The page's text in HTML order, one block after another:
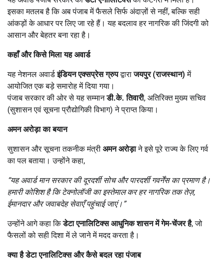
इसका मतलब है कि अब पंजाब में फैसले सिर्फ अंदाज़ों से नहीं, बल्कि सही
आंकड़ों के आधार पर लिए जा रहे हैं। यह बदलाव हर नागरिक की जिंदगी को
आसान और बेहतर बना रहा है।
कहाँ और किसे मिला यह अवार्ड
यह नेशनल अवार्डइंडियन एक्सप्रेस ग्रुपद्वाराजयपुर (राजस्थान) में
आयोजित एक बड़े समारोह में दिया गया।
पंजाब सरकार की ओर से यह सम्मानडी.के. तिवारी, अतिरिक्त मुख्य सचिव
(सुशासन एवं सूचना प्रौद्योगिकी विभाग) ने प्राप्त किया।
अमन अरोड़ा का बयान
सुशासन और सूचना तकनीक मंत्री अमन अरोड़ाने इसे पूरे राज्य के लिए गर्व
का पल बताया। उन्होंने कहा,
“यह अवार्ड मान सरकार की दूरदर्शी सोच और पारदर्शी गवर्नेंस का प्रमाण है।
हमारी कोशिश है कि टेक्नोलॉजी का इस्तेमाल कर हर नागरिक तक तेज़,
ईमानदार और जवाबदेह सेवाएँ पहुंचाई जाएं।”
उन्होंने आगे कहा किडेटा एनालिटिक्स आधुनिक शासन में गेम-चेंजर है, जो
फैसलों को सही दिशा में ले जाने में मदद करता है।
क्या है डेटा एनालिटिक्स और कैसे बदल रहा पंजाब